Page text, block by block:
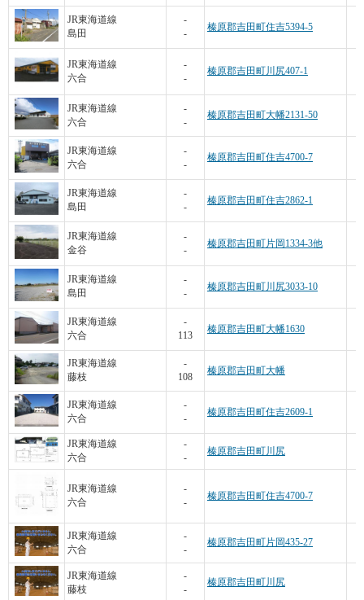
JR東海道線
島田
-
-
榛原郡吉田町住吉5394-5
JR東海道線
六合
-
-
榛原郡吉田町川尻407-1
JR東海道線
六合
-
-
榛原郡吉田町大幡2131-50
JR東海道線
六合
-
-
榛原郡吉田町住吉4700-7
JR東海道線
島田
-
-
榛原郡吉田町住吉2862-1
JR東海道線
金谷
-
-
榛原郡吉田町片岡1334-3他
JR東海道線
島田
-
-
榛原郡吉田町川尻3033-10
JR東海道線
六合
-
113
榛原郡吉田町大幡1630
JR東海道線
藤枝
-
108
榛原郡吉田町大幡
JR東海道線
六合
-
-
榛原郡吉田町住吉2609-1
JR東海道線
六合
-
-
榛原郡吉田町川尻
JR東海道線
六合
-
-
榛原郡吉田町住吉4700-7
JR東海道線
六合
-
-
榛原郡吉田町片岡435-27
JR東海道線
藤枝
-
-
榛原郡吉田町川尻